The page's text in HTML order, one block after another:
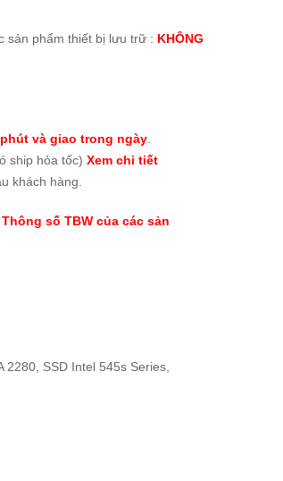
sản phẩm thiết bị lưu trữ : KHÔNG
và giao trong ngày
ship hỏa tốc) Xem chi tiết
khách hàng.
số TBW của các sản
2280 SSD Intel 545s Series